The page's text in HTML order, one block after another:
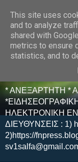
E F E N
* ΑΝΕΞΑΡΤΗΤΗ *
ΗΛΕΚΤΡΟΝΙΚΗ
ΔΙΕΥΘΥΝΣΕΙΣ : 1)
2)https://
This site uses
and to analyze
shared with
metrics to ensure
statistics, and to